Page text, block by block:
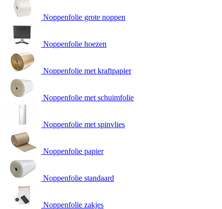
Noppenfolie grote noppen
Noppenfolie hoezen
Noppenfolie met kraftpapier
Noppenfolie met schuimfolie
Noppenfolie met spinvlies
Noppenfolie papier
Noppenfolie standaard
Noppenfolie zakjes